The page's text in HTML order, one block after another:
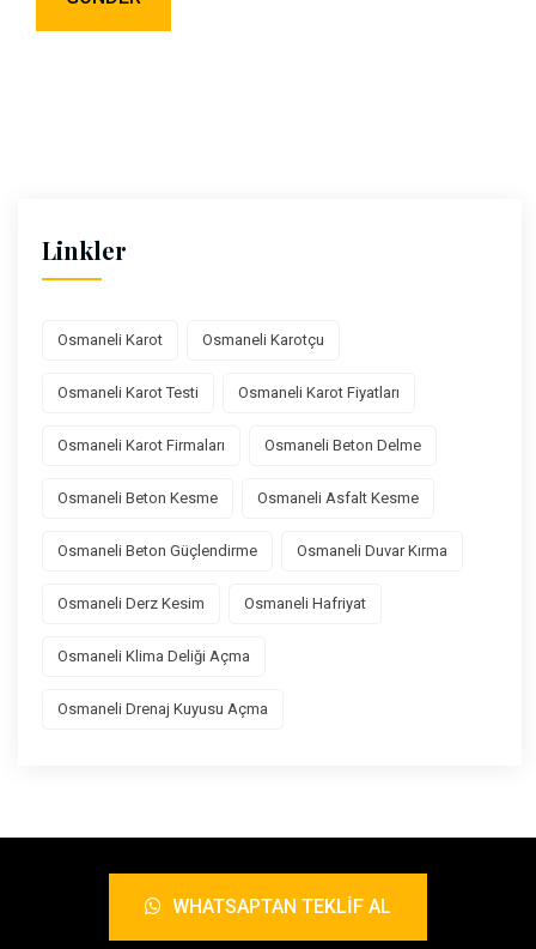
Linkler
Osmaneli Karot Osmaneli Karotçu
Osmaneli Karot Testi Osmaneli Karot Fiyatları
Osmaneli Karot Firmaları Osmaneli Beton Delme
Osmaneli Beton Kesme Osmaneli Asfalt Kesme
Osmaneli Beton Güçlendirme Osmaneli Duvar Kırma
Osmaneli Derz Kesim Osmaneli Hafriyat
Osmaneli Klima Deliği Açma
Osmaneli Drenaj Kuyusu Açma
WHATSAPTAN TEKLIF AL